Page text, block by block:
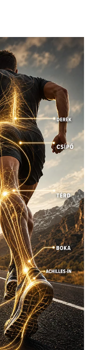
(168)kickbox(204)
Hamilton(168)
magyar
motorsport(153)
Opel
Rendezvény (142)
rio
(128)szabadidősport
táplálkozás(155)utazás
(129)
vitorlázás
(130)életmód(416)